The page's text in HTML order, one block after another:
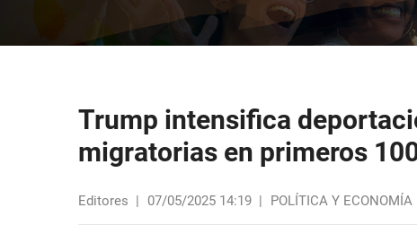
Trump intensifica
migratorias en primeros
Editores | 07/05/2025 14:19 | POLÍTICA Y ECONOMÍA